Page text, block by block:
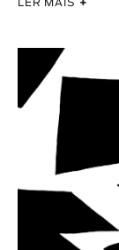
LER MAIS +